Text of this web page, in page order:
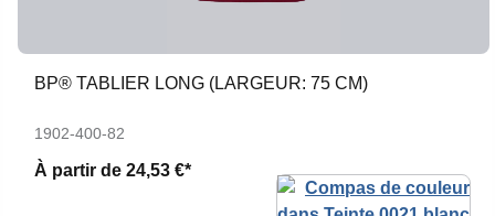
BP® TABLIER LONG (LARGEUR: 75 CM)
1902-400-82
À partir de 24,53 €*